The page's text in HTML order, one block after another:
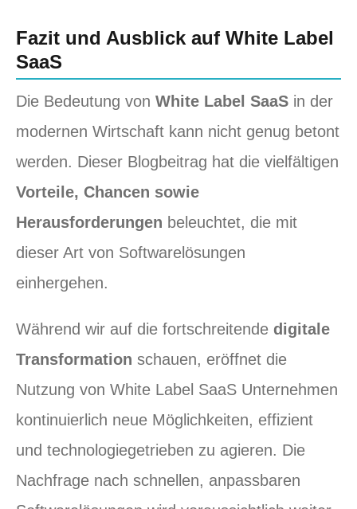
Fazit und Ausblick auf White Label
SaaS
Die Bedeutung von White Label SaaS in der
modernen Wirtschaft kann nicht genug betont
werden. Dieser Blogbeitrag hat die vielfältigen
Vorteile, Chancen sowie
Herausforderungen beleuchtet, die mit
dieser Art von Softwarelösungen
einhergehen.
Während wir auf die fortschreitende digitale
Transformation schauen, eröffnet die
Nutzung von White Label SaaS Unternehmen
kontinuierlich neue Möglichkeiten, effizient
und technologiegetrieben zu agieren. Die
Nachfrage nach schnellen, anpassbaren